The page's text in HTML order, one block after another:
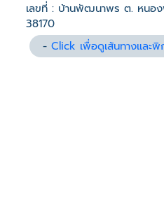
เลขที่ : บ้านพัฒนาพร ต. หนอ
38170
-Click เพื่อดูเส้นทางแล